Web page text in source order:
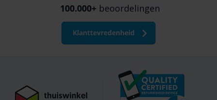
100.000+ beoordelingen
Klanttevredenheid